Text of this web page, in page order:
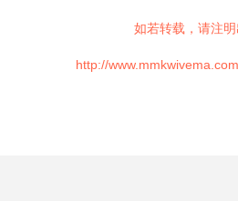
如若转载，请注明
http://